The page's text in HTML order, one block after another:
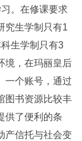
。在修课要求
究生学制只有1
生学制只有3
境，在玛丽皇后
一个账号，通过
图书资源比较丰
供了便利的条
产信托与社会变